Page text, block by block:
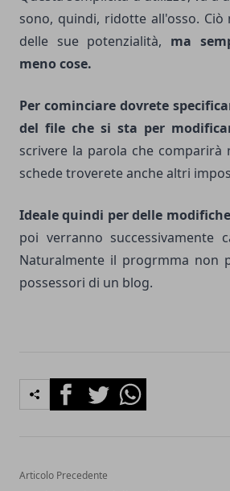
sono, quindi, ridotte all'osso.
delle sue potenzialità, ma
meno cose.
Per cominciare dovrete
del file che si sta per
scrivere la parola che comparirà
schede troverete anche altri
Ideale quindi per delle
poi verranno successivamente
Naturalmente il progrmma non
possessori di un blog.
FacebookTwitterWhatsapp
Articolo Precedente